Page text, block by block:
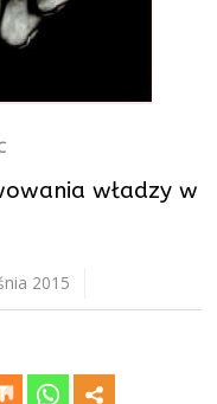
władzy w
2015